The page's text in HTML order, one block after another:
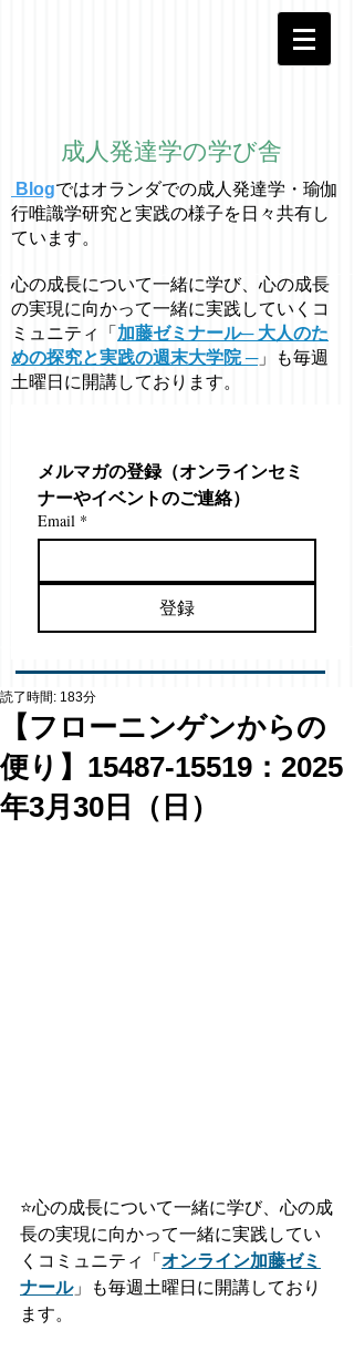
成人発達学の学び舎
Blogではオラ ンダでの成人発達学・ 瑜伽
行唯識学研究と実践の様子を日々共有し
ています。
心の成長について一緒に学び、心の成長
の実現に向かって一緒に実践していくコ
ミュニティ「 加藤ゼミナール─ 大人のた
めの探究と実践の週末大学院 ─」も毎週
土曜日に開講しております。
メルマガの登録（オンラインセミ
ナーやイベントのご連絡）
Email *
登録
【フローニンゲンからの
便り】15487-15519：2025
年3月30日（日）
読了時間: 183分
⭐️心の成長について一緒に学び、心の成
長の実現に向かって一緒に実践してい
くコミュニティ「 オンライン加藤ゼミ
ナール」も毎週土曜日に開講しており
ます。